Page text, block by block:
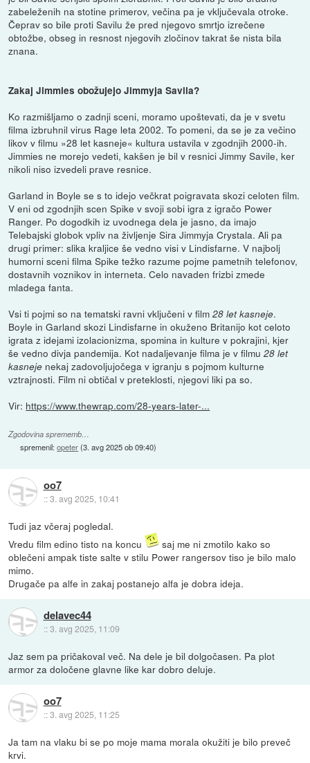
zabeleženih na stotine primerov, večina pa je vključevala otroke.
Čeprav so bile proti Savilu že pred njegovo smrtjo izrečene
obtožbe, obseg in resnost njegovih zločinov takrat še nista bila
znana.
Zakaj Jimmies obožujejo Jimmyja Savila?
Ko razmišljamo o zadnji sceni, moramo upoštevati, da je v svetu
filma izbruhnil virus Rage leta 2002. To pomeni, da se je za večino
likov v filmu »28 let kasneje« kultura ustavila v zgodnjih 2000-ih.
Jimmies ne morejo vedeti, kakšen je bil v resnici Jimmy Savile, ker
nikoli niso izvedeli prave resnice.
Garland in Boyle se s to idejo večkrat poigravata skozi celoten film.
V eni od zgodnjih scen Spike v svoji sobi igra z igračo Power
Ranger. Po dogodkih iz uvodnega dela je jasno, da imajo
Telebajski globok vpliv na življenje Sira Jimmyja Crystala. Ali pa
drugi primer: slika kraljice še vedno visi v Lindisfarne. V najbolj
humorni sceni filma Spike težko razume pojme pametnih telefonov,
dostavnih voznikov in interneta. Celo navaden frizbi zmede
mladega fanta.
Vsi ti pojmi so na tematski ravni vključeni v film28 let kasneje.
Boyle in Garland skozi Lindisfarne in okuženo Britanijo kot celoto
igrata z idejami izolacionizma, spomina in kulture v pokrajini, kjer
še vedno divja pandemija. Kot nadaljevanje filma je v filmu28 let
kasneje nekaj zadovoljujočega v igranju s pojmom kulturne
vztrajnosti. Film ni obtičal v preteklosti, njegovi liki pa so.
Vir: https://www.thewrap.com/28-years-later-...
Zgodovina sprememb…
spremenil:opeter(3. avg 2025 ob 09:40)
oo7
::3. avg 2025, 10:41
Tudi jaz včeraj pogledal.
Vredu film edino tisto na koncu
saj me ni zmotilo kako so
oblečeni ampak tiste salte v stilu Power rangersov tiso je bilo malo
mimo.
Drugače pa alfe in zakaj postanejo alfa je dobra ideja.
delavec44
::3. avg 2025, 11:09
Jaz sem pa pričakoval več. Na dele je bil dolgočasen. Pa plot
armor za določene glavne like kar dobro deluje.
oo7
::3. avg 2025, 11:25
Ja tam na vlaku bi se po moje mama morala okužiti je bilo preveč
krvi.